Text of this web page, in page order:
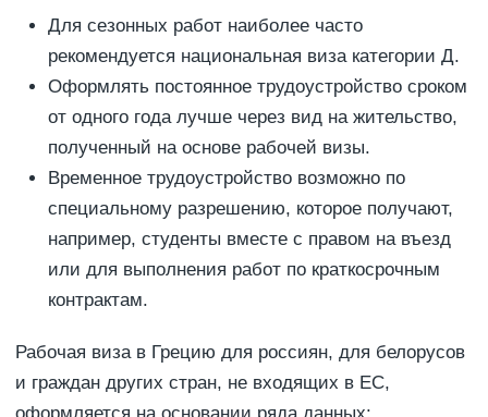
Для сезонных работ наиболее часто
рекомендуется национальная виза категории Д.
Оформлять постоянное трудоустройство сроком
от одного года лучше через вид на жительство,
полученный на основе рабочей визы.
Временное трудоустройство возможно по
специальному разрешению, которое получают,
например, студенты вместе с правом на въезд
или для выполнения работ по краткосрочным
контрактам.
Рабочая виза в Грецию для россиян, для белорусов
и граждан других стран, не входящих в ЕС,